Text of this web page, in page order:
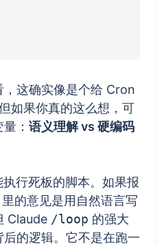
这确实像是个给 Cron
如果你真的这么想，可
： 语义理解 vs 硬编码
行死板的脚本。如果报
的意见是用自然语言写
Claude /loop 的强大
后的逻辑。它不是在跑一